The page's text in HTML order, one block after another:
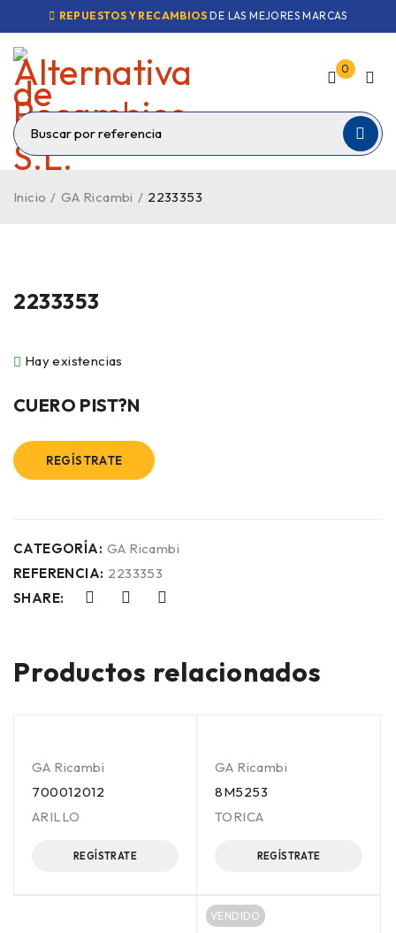
REPUESTOS Y RECAMBIOS DE LAS MEJORES MARCAS
0
Inicio / GA Ricambi / 2233353
2233353
Hay existencias
CUERO PIST?N
REGÍSTRATE
CATEGORÍA: GA Ricambi
REFERENCIA: 2233353
SHARE:
Productos relacionados
GA Ricambi
700012012
ARILLO
REGÍSTRATE
GA Ricambi
8M5253
TORICA
REGÍSTRATE
VENDIDO